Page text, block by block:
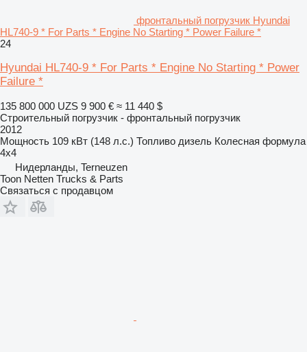
фронтальный погрузчик Hyundai
HL740-9 * For Parts * Engine No Starting * Power Failure *
24
Hyundai HL740-9 * For Parts * Engine No Starting * Power
Failure *
135 800 000 UZS 9 900 € ≈ 11 440 $
Строительный погрузчик - фронтальный погрузчик
2012
Мощность 109 кВт (148 л.с.) Топливо дизель Колесная формула
4x4
Нидерланды, Terneuzen
Toon Netten Trucks & Parts
Связаться с продавцом